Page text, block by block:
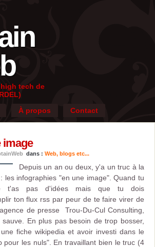
tech de
À propos Contact
image
dans : Web, blogs etc...
Depuis un an ou deux, y'a un truc à la
les infographies "en une image". Quand tu
t'as pas d'idées mais que tu dois
ton flux rss par peur de te faire virer de
de presse Trou-Du-Cul Consulting,
En plus pas besoin de trop bosser,
fiche wikipedia et avoir investi dans le
pour les nuls". En travaillant bien le truc (4